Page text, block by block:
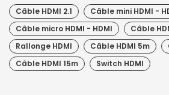
Câble HDMI 2.1
Câble mini HDMI -
Câble micro HDMI - HDMI
Câble
Rallonge HDMI
Câble HDMI 5m
Câble HDMI 15m
Switch HDMI